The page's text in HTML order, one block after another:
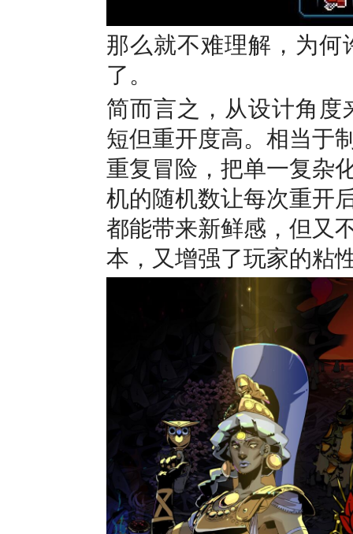
那么就不难理解，为何
了。
简而言之，从设计角度
短但重开度高。相当于
重复冒险，把单一复杂
机的随机数让每次重开
都能带来新鲜感，但又
本，又增强了玩家的粘